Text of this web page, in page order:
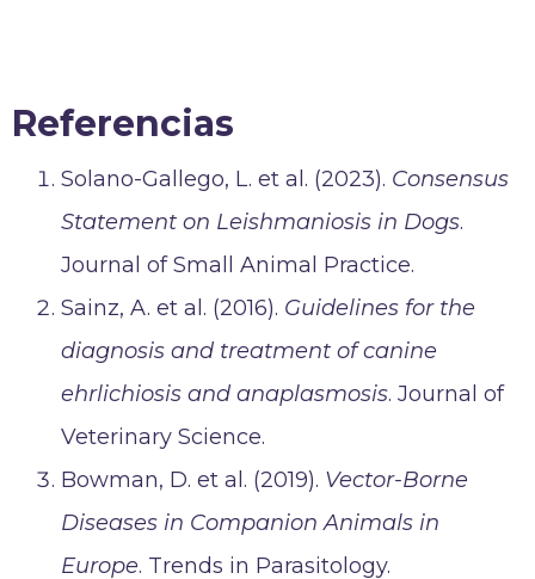
Referencias
Solano-Gallego, L. et al. (2023). Consensus
Statement on Leishmaniosis in Dogs.
Journal of Small Animal Practice.
Sainz, A. et al. (2016). Guidelines for the
diagnosis and treatment of canine
ehrlichiosis and anaplasmosis. Journal of
Veterinary Science.
Bowman, D. et al. (2019). Vector-Borne
Diseases in Companion Animals in
Europe. Trends in Parasitology.